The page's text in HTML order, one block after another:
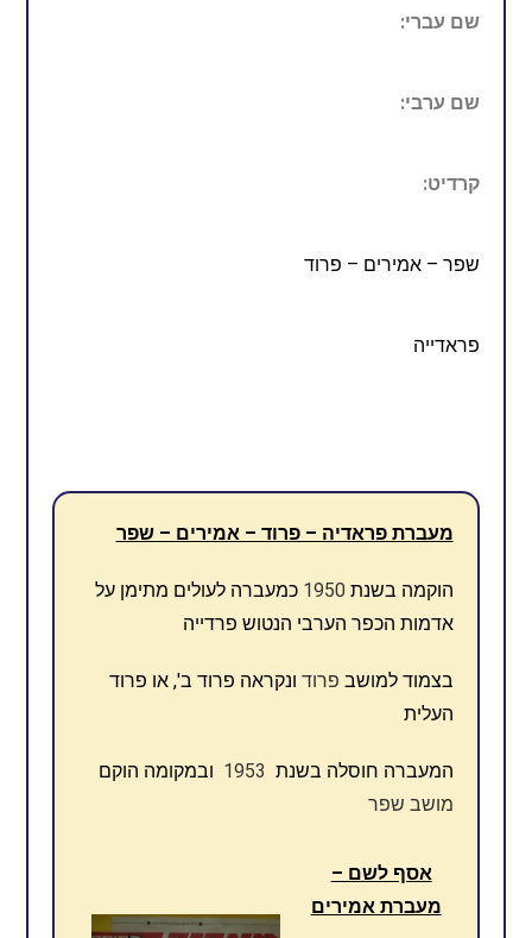
שם עברי:
שם ערבי:
קרדיט:
שפר – אמירים – פרוד
פראדייה
מעברת פראדיה – פרוד – אמירים – שפר
הוקמה בשנת1950 כמעברה לעולים מתימן על
אדמות הכפר הערבי הנטוש פרדייה
בצמוד למושב פרוד ונקראה פרוד ב', או פרוד
העלית
המעברה חוסלה בשנת 1953 ובמקומה הוקם
מושב שפר
אסף לשם –
מעברת אמירים